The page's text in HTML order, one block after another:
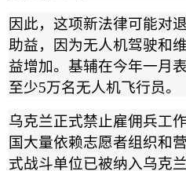
因此，这项新法律可能对
助益，因为无人机驾驶和
益增加。基辅在今年一月
至少5万名无人机飞行员。
乌克兰正式禁止雇佣兵工
国大量依赖志愿者组织和
式战斗单位已被纳入乌克